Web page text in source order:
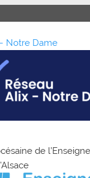
Notre Dame
de